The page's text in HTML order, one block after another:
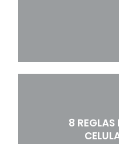
8 REGLAS